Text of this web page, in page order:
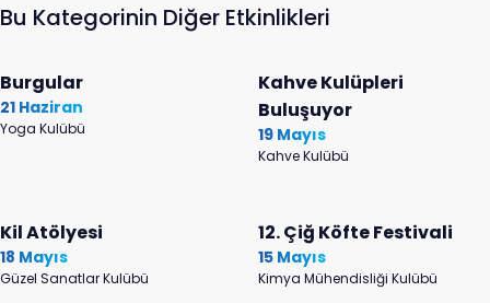
Bu Kategorinin Diğer Etkinlikleri
Burgular
21 Haziran
Yoga Kulübü
Kahve Kulüpleri
Buluşuyor
19 Mayıs
Kahve Kulübü
Kil Atölyesi
18 Mayıs
Güzel Sanatlar Kulübü
12. Çiğ Köfte Festivali
15 Mayıs
Kimya Mühendisliği Kulübü